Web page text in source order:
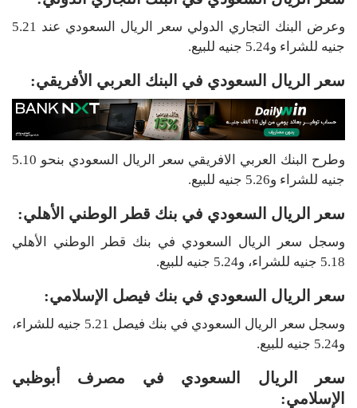
وعرض البنك التجاري الدولي سعر الريال السعودي عند 5.21
جنيه للشراء و5.24 جنيه للبيع.
سعر الريال السعودي في البنك العربي الأفريقي:
وطرح البنك العربي الافريقي سعر الريال السعودي بنحو 5.10
جنيه للشراء و5.26 جنيه للبيع.
سعر الريال السعودي في بنك قطر الوطني الأهلي:
وسجل سعر الريال السعودي في بنك قطر الوطني الأهلي
5.18 جنيه للشراء، و5.24 جنيه للبيع.
سعر الريال السعودي في بنك فيصل الإسلامي:
وسجل سعر الريال السعودي في بنك فيصل 5.21 جنيه للشراء،
و5.24 جنيه للبيع.
سعر الريال السعودي في مصرف أبوظبي
الإسلامي: